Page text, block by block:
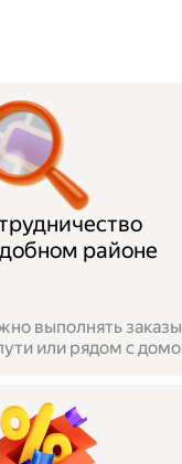
районе
выполнять заказы
или рядом с